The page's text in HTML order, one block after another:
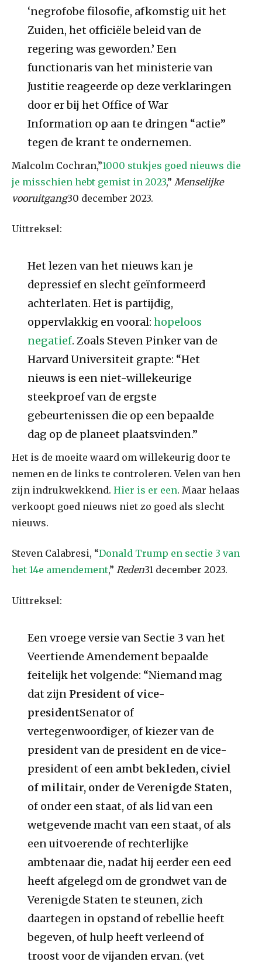
‘negrofobe filosofie, afkomstig uit het
Zuiden, het officiële beleid van de
regering was geworden.’ Een
functionaris van het ministerie van
Justitie reageerde op deze verklaringen
door er bij het Office of War
Information op aan te dringen “actie”
tegen de krant te ondernemen.
Malcolm Cochran,”1000 stukjes goed nieuws die
je misschien hebt gemist in 2023,” Menselijke
vooruitgang30 december 2023.
Uittreksel:
Het lezen van het nieuws kan je
depressief en slecht geïnformeerd
achterlaten. Het is partijdig,
oppervlakkig en vooral: hopeloos
negatief. Zoals Steven Pinker van de
Harvard Universiteit grapte: “Het
nieuws is een niet-willekeurige
steekproef van de ergste
gebeurtenissen die op een bepaalde
dag op de planeet plaatsvinden.”
Het is de moeite waard om willekeurig door te
nemen en de links te controleren. Velen van hen
zijn indrukwekkend. Hier is er een. Maar helaas
verkoopt goed nieuws niet zo goed als slecht
nieuws.
Steven Calabresi, “Donald Trump en sectie 3 van
het 14e amendement,” Reden31 december 2023.
Uittreksel:
Een vroege versie van Sectie 3 van het
Veertiende Amendement bepaalde
feitelijk het volgende: “Niemand mag
dat zijn President of vice-
presidentSenator of
vertegenwoordiger, of kiezer van de
president van de president en de vice-
president of een ambt bekleden, civiel
of militair, onder de Verenigde Staten,
of onder een staat, of als lid van een
wetgevende macht van een staat, of als
een uitvoerende of rechterlijke
ambtenaar die, nadat hij eerder een eed
heeft afgelegd om de grondwet van de
Verenigde Staten te steunen, zich
daartegen in opstand of rebellie heeft
begeven, of hulp heeft verleend of
troost voor de vijanden ervan. (vet